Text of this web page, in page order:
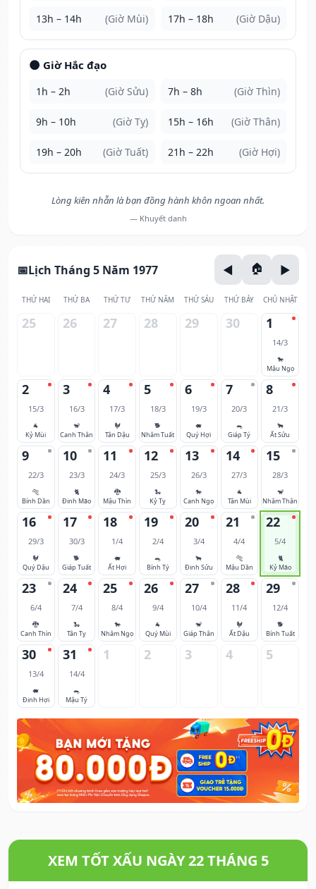
13h – 14h (Giờ Mùi) 17h – 18h (Giờ Dậu)
🌑 Giờ Hắc đạo
1h – 2h (Giờ Sửu) 7h – 8h (Giờ Thìn)
9h – 10h (Giờ Tỵ) 15h – 16h (Giờ Thân)
19h – 20h (Giờ Tuất) 21h – 22h (Giờ Hợi)
Lòng kiên nhẫn là bạn đồng hành khôn ngoan nhất.
— Khuyết danh
Lịch Tháng 5 Năm 1977
THỨ HAI THỨ BA THỨ TƯ THỨ NĂM THỨ SÁU THỨ BẢY CHỦ NHẬT
25 26 27 28 29 30 1
14/3
🐎
Mậu Ngọ
2
15/3
🐐
Kỷ Mùi
3
16/3
🐒
Canh Thân
4
17/3
🐓
Tân Dậu
5
18/3
🐕
Nhâm Tuất
6
19/3
🐖
Quý Hợi
7
20/3
🐀
Giáp Tý
8
21/3
🐂
Ất Sửu
9
22/3
🐅
Bính Dần
10
23/3
🐈
Đinh Mão
11
24/3
🐉
Mậu Thìn
12
25/3
🐍
Kỷ Tỵ
13
26/3
🐎
Canh Ngọ
14
27/3
🐐
Tân Mùi
15
28/3
🐒
Nhâm Thân
16
29/3
🐓
Quý Dậu
17
30/3
🐕
Giáp Tuất
18
1/4
🐖
Ất Hợi
19
2/4
🐀
Bính Tý
20
3/4
🐂
Đinh Sửu
21
4/4
🐅
Mậu Dần
22
5/4
🐈
Kỷ Mão
23
6/4
🐉
Canh Thìn
24
7/4
🐍
Tân Tỵ
25
8/4
🐎
Nhâm Ngọ
26
9/4
🐐
Quý Mùi
27
10/4
🐒
Giáp Thân
28
11/4
🐓
Ất Dậu
29
12/4
🐕
Bính Tuất
30
13/4
🐖
Đinh Hợi
31
14/4
🐀
Mậu Tý
1 2 3 4 5
XEM TỐT XẤU NGÀY 22 THÁNG 5